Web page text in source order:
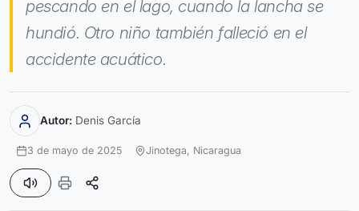
pescando en el lago, cuando la lancha se
hundió. Otro niño también falleció en el
accidente acuático.
Autor: Denis García
3 de mayo de 2025 Jinotega, Nicaragua